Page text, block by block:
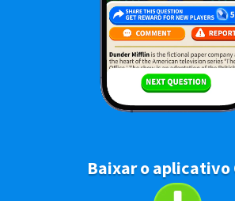
Baixar o aplicativo